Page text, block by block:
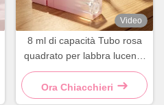
Video
8 ml di capacità Tubo rosa
quadrato per labbra lucente
con stampa personalizzata
del logo e superficie lucida
Ora Chiacchieri